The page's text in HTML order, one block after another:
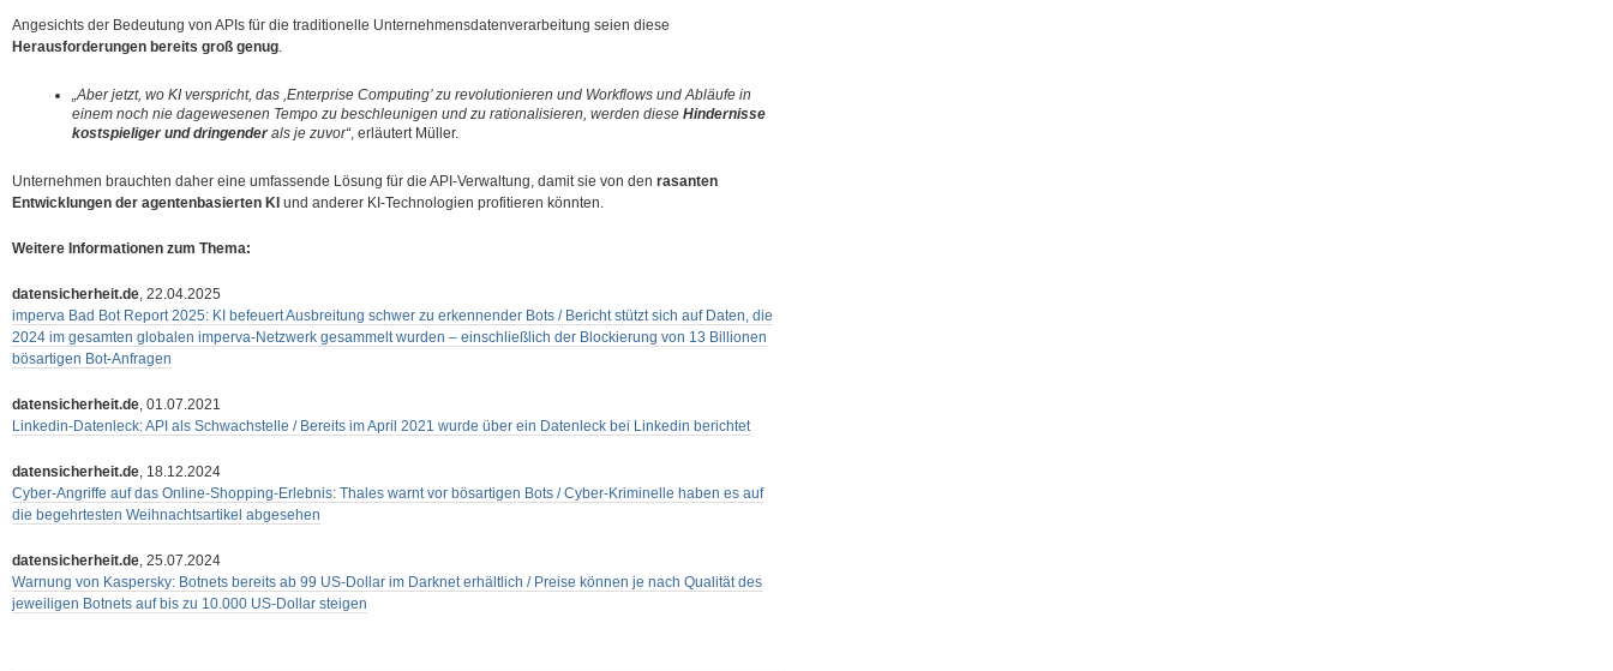
Angesichts der Bedeutung von APIs für die traditionelle Unternehmensdatenverarbeitung seien diese
Herausforderungen bereits groß genug.
„Aber jetzt, wo KI verspricht, das ,Enterprise Computing’ zu revolutionieren und Workflows und Abläufe in
einem noch nie dagewesenen Tempo zu beschleunigen und zu rationalisieren, werden diese Hindernisse
kostspieliger und dringenderals je zuvor“, erläutert Müller.
Unternehmen brauchten daher eine umfassende Lösung für die API-Verwaltung, damit sie von den rasanten
Entwicklungen der agentenbasierten KI und anderer KI-Technologien profitieren könnten.
Weitere Informationen zum Thema:
datensicherheit.de, 22.04.2025
imperva Bad Bot Report 2025: KI befeuert Ausbreitung schwer zu erkennender Bots / Bericht stützt sich auf Daten, die
2024 im gesamten globalen imperva-Netzwerk gesammelt wurden – einschließlich der Blockierung von 13 Billionen
bösartigen Bot-Anfragen
datensicherheit.de, 01.07.2021
Linkedin-Datenleck: API als Schwachstelle / Bereits im April 2021 wurde über ein Datenleck bei Linkedin berichtet
datensicherheit.de, 18.12.2024
Cyber-Angriffe auf das Online-Shopping-Erlebnis: Thales warnt vor bösartigen Bots / Cyber-Kriminelle haben es auf
die begehrtesten Weihnachtsartikel abgesehen
datensicherheit.de, 25.07.2024
Warnung von Kaspersky: Botnets bereits ab 99 US-Dollar im Darknet erhältlich / Preise können je nach Qualität des
jeweiligen Botnets auf bis zu 10.000 US-Dollar steigen